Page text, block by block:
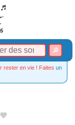
rester en vie ! Faites un